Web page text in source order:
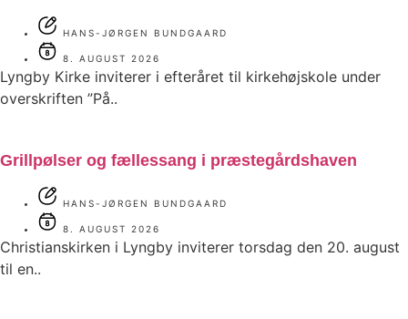
HANS-JØRGEN BUNDGAARD
8. AUGUST 2026
Lyngby Kirke inviterer i efteråret til kirkehøjskole under
overskriften ”På..
Grillpølser og fællessang i præstegårdshaven
HANS-JØRGEN BUNDGAARD
8. AUGUST 2026
Christianskirken i Lyngby inviterer torsdag den 20. august
til en..